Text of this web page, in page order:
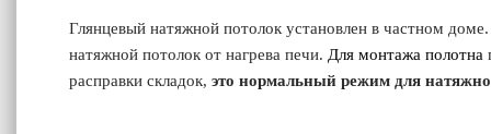
Глянцевый натяжной потолок установлен в частном
натяжной потолок от нагрева печи. Для монтажа полотна
расправки складок, это нормальный режим для